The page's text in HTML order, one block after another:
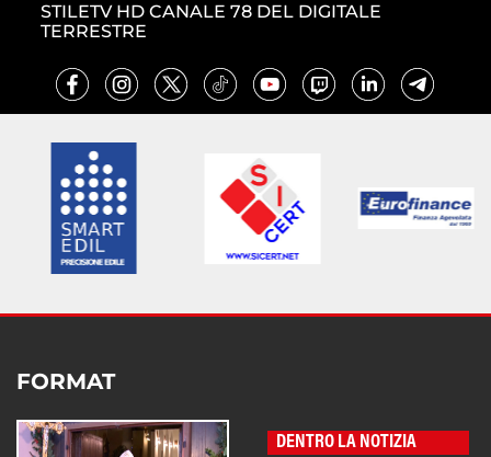
STILETV HD CANALE 78 DEL DIGITALE
TERRESTRE
FORMAT
DENTRO LA NOTIZIA